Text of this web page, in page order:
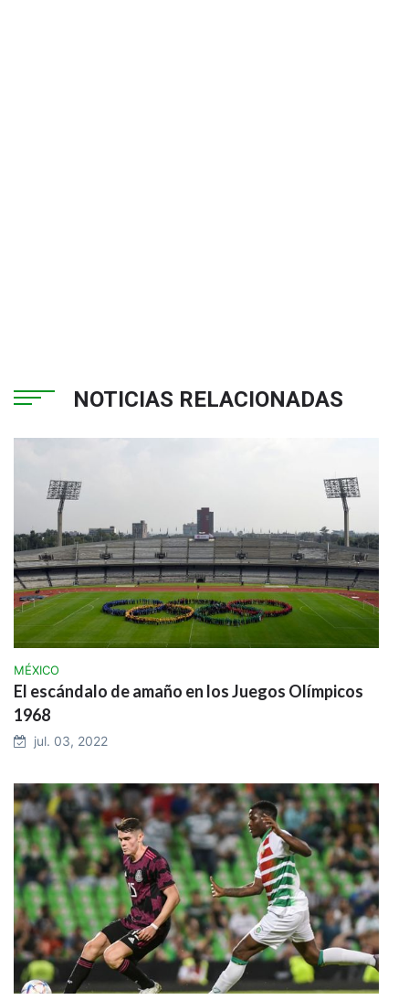
NOTICIAS RELACIONADAS
MÉXICO
El escándalo de amaño en los Juegos Olímpicos
1968
jul. 03, 2022